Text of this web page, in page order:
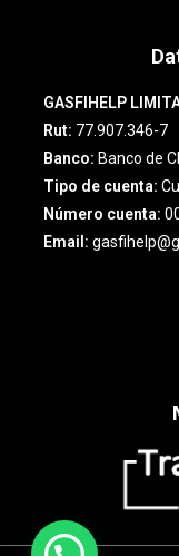
GASFIHELP
Rut: 77.907.346-7
Banco: Banco de
Tipo de cuenta:
Número cuenta:
Email: